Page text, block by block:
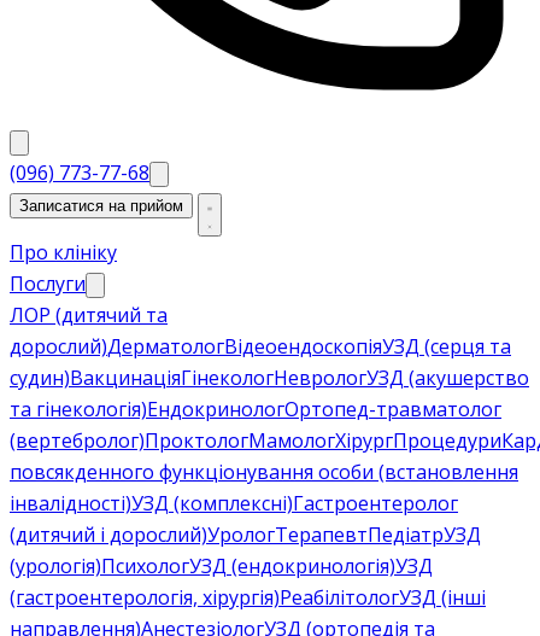
(096) 773-77-68
Записатися на прийом
Про клініку
Послуги
ЛОР (дитячий та
дорослий)ДерматологВідеоендоскопіяУЗД (серця та
судин)ВакцинаціяГінекологНеврологУЗД (акушерство
та гінекологія)ЕндокринологОртопед-травматолог
(вертебролог)ПроктологМамологХірургПроцедури
повсякденного функціонування особи (встановлення
інвалідності)УЗД (комплексні)Гастроентеролог
(дитячий і дорослий)УрологТерапевтПедіатрУЗД
(урологія)ПсихологУЗД (ендокринологія)УЗД
(гастроентерологія, хірургія)РеабілітологУЗД (інші
направлення)АнестезіологУЗД (ортопедія та